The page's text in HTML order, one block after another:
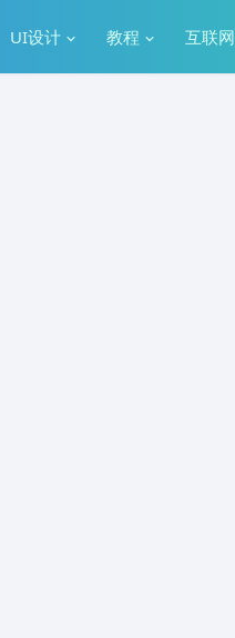
UI设计 教程 互联网